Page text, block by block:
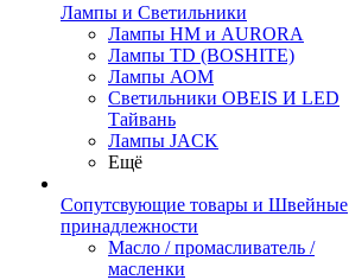
Лампы и Светильники
Лампы HM и AURORA
Лампы TD (BOSHITE)
Лампы АОМ
Светильники OBEIS И LED
Тайвань
Лампы JACK
Ещё
Сопутсвующие товары и Швейные
принадлежности
Масло / промасливатель /
масленки